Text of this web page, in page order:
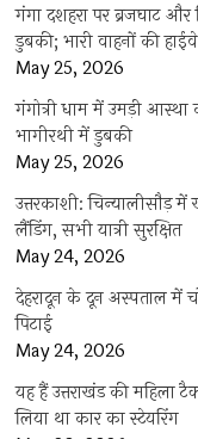
गंगा दशहरा पर ब्रजघाट
डुबकी; भारी वाहनों की हाईवे
May 25, 2026
गंगोत्री धाम में उमड़ी
भागीरथी में डुबकी
May 25, 2026
उत्तरकाशी: चिन्यालीसौड़
लैंडिंग, सभी यात्री सुरक्षित
May 24, 2026
देहरादून के दून अस्पताल में
पिटाई
May 24, 2026
यह हैं उत्तराखंड की महिला
लिया था कार का स्टेयरिंग